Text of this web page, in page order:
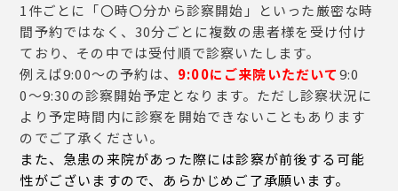
1件ごとに「〇時〇分から診察開始」といった厳密な時
間予約ではなく、30分ごとに複数の患者様を受け付け
ており、その中では受付順で診察いたします。
例えば9:00〜の予約は、 9:00にご来院いただいて9:0
0〜9:30の診察開始予定となります。ただし診察状況に
より予定時間内に診察を開始できないこともあります
のでご了承ください。
また、急患の来院があった際には診察が前後する可能
性がございますので、あらかじめご了承願います。